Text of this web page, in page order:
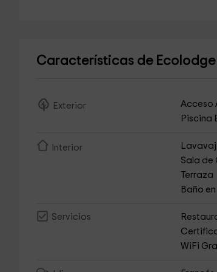
Características de Ecolodge
Exterior Acceso
Piscina
Interior
Sala de
Terraza
Baño
Servicios
WiFi